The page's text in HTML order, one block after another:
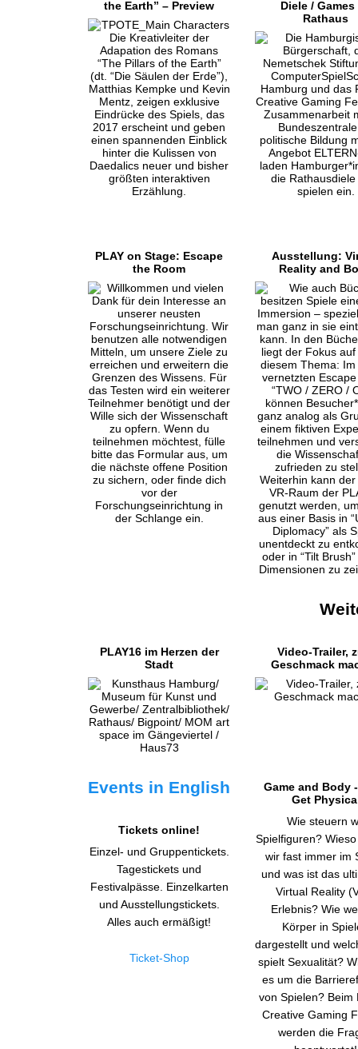
the Earth” – Preview
Diele / Games
Rathaus
PLAY on Stage: Escape
the Room
Ausstellung:
Reality and
PLAY16 im Herzen der
Stadt
Video-Trailer,
Geschmack
Events in English
Tickets online!
Einzel- und Gruppentickets.
Tagestickets und
Festivalpässe. Einzelkarten
und Ausstellungstickets.
Alles auch ermäßigt!
Ticket-Shop
Game and Body
Get
Wie steuern
Spielfiguren?
wir fast immer im
und was ist das
Virtual Reality
Erlebnis? Wie
Körper in
dargestellt und
spielt Sexualität?
es um die
von Spielen? Beim
Creative Gaming
werden die